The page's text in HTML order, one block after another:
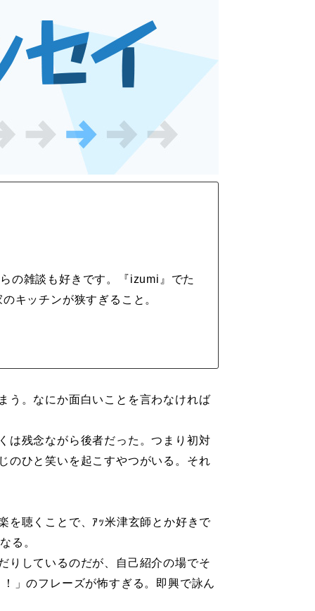
の雑談も好きです。『izumi』でた
キッチンが狭すぎること。
。なにか面白いことを言わなければ
残念ながら後者だった。つまり初対
のひと笑いを起こすやつがいる。それ
聴くことで、ｱｯ米津玄師とか好きで
る。
しているのだが、自己紹介の場でそ
」のフレーズが怖すぎる。即興で詠ん